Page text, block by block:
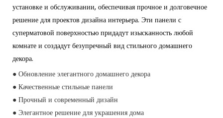
установке и обслуживании, обеспечивая прочное и долговечное
решение для проектов дизайна интерьера. Эти панели с
суперматовой поверхностью придадут изысканность любой
комнате и создадут безупречный вид стильного домашнего
декора.
● Обновление элегантного домашнего декора
● Качественные стильные панели
● Прочный и современный дизайн
● Элегантное решение для украшения дома